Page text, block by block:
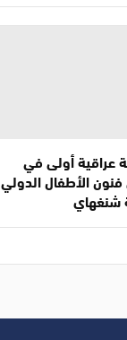
عراقية أولى في
الأطفال الدولي
شنغهاي